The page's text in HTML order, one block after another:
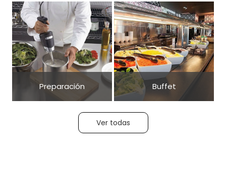
Preparación Buffet
Ver todas